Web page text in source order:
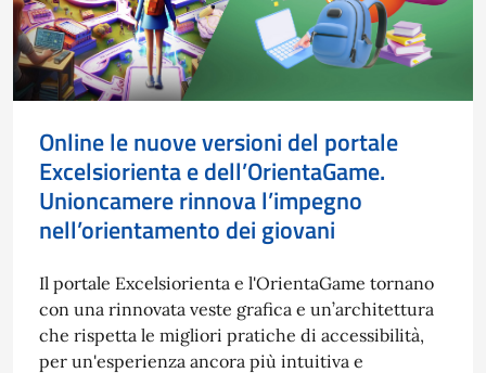
Online le nuove versioni del portale
Excelsiorienta e dell’OrientaGame.
Unioncamere rinnova l’impegno
nell’orientamento dei giovani
Il portale Excelsiorienta e l'OrientaGame tornano
con una rinnovata veste grafica e un’architettura
che rispetta le migliori pratiche di accessibilità,
per un'esperienza ancora più intuitiva e